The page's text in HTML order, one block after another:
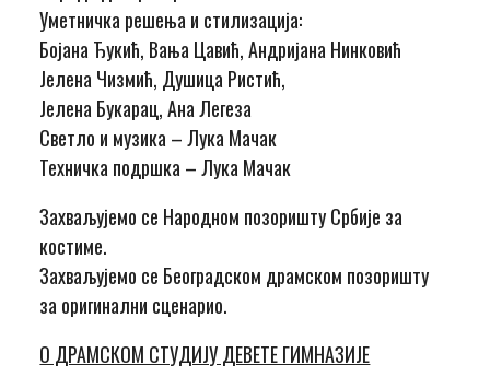
Уметничка решења и стилизација:
Бојана Ђукић, Вања Цавић, Андријана Нинковић
Јелена Чизмић, Душица Ристић,
Јелена Букарац, Ана Легеза
Светло и музика – Лука Мачак
Техничка подршка – Лука Мачак
Захваљујемо се Народном позоришту Србије за
костиме.
Захваљујемо се Београдском драмском позоришту
за оригинални сценарио.
О ДРАМСКОМ СТУДИЈУ ДЕВЕТЕ ГИМНАЗИЈЕ